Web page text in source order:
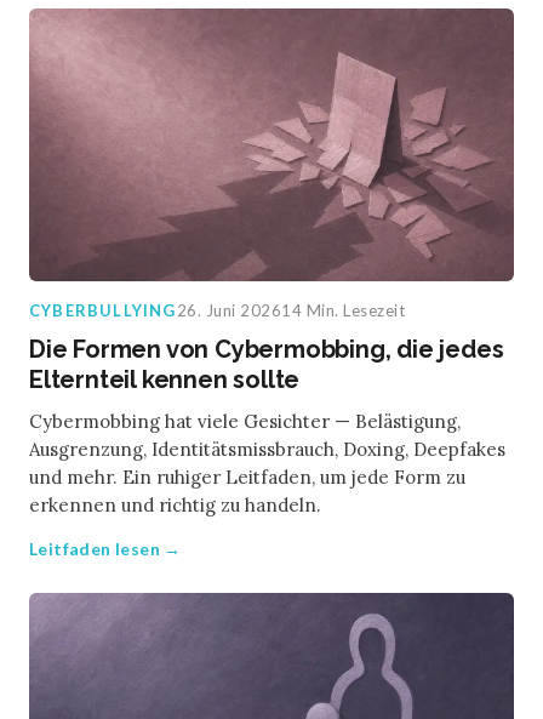
CYBERBULLYING26. Juni 202614 Min. Lesezeit
Die Formen von Cybermobbing, die jedes
Elternteil kennen sollte
Cybermobbing hat viele Gesichter — Belästigung,
Ausgrenzung, Identitätsmissbrauch, Doxing, Deepfakes
und mehr. Ein ruhiger Leitfaden, um jede Form zu
erkennen und richtig zu handeln.
Leitfaden lesen →